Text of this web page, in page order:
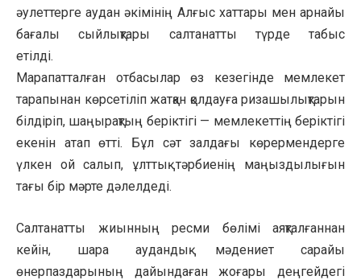
әулеттерге аудан әкімінің Алғыс хаттары мен арнайы
бағалы сыйлықтары салтанатты түрде табыс
етілді.
Марапатталған отбасылар өз кезегінде мемлекет
тарапынан көрсетіліп жатқан қолдауға ризашылықтарын
білдіріп, шаңырақтың беріктігі — мемлекеттің беріктігі
екенін атап өтті. Бұл сәт залдағы көрермендерге
үлкен ой салып, ұлттық тәрбиенің маңыздылығын
тағы бір мәрте дәлелдеді.
Салтанатты жиынның ресми бөлімі аяқталғаннан
кейін, шара аудандық мәдениет сарайы
өнерпаздарының дайындаған жоғары деңгейдегі